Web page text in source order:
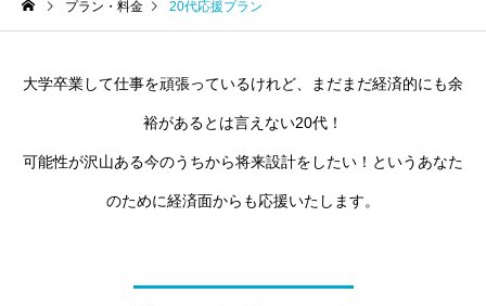
プラン・料金 20代応援プラン
大学卒業して仕事を頑張っているけれど、まだまだ経済的にも余
裕があるとは言えない20代！
可能性が沢山ある今のうちから将来設計をしたい！というあなた
のために経済面からも応援いたします。